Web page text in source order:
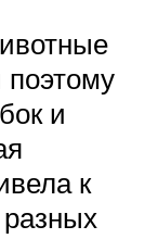
поэтому
и
к